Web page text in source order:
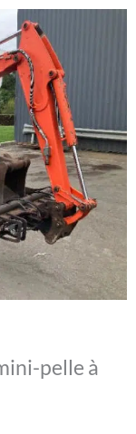
pelle à